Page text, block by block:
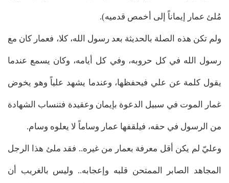
مُلئ عمار إيماناً إلى أخمص قدميه).
ولم تكن هذه الصلة بالحديثة بعد رسول الله، كلا، فعمار كان مع
رسول الله في كل حروبه، وفي كل أيامه، وكان يسمع عندما
يقول كلمة عن علي فيحفظها، وعندما يشهد علياً وهو يخوض
غمار الموت في سبيل الدعوة بإيمان وعقيدة فتنساب الشهادة
من الرسول في حقه، فيلقفها عمار وساماً لا يعلوه وسام.
وعليّ لم يكن أقل معرفة بعمار من غيره.. فقد ملئ هذا الرجل
المجاهد الصابر الممتحن قلبه وإعجابه.. وليس بالغريب أن